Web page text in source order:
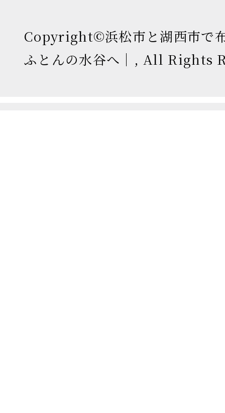
Copyright©浜松市と湖西市で
ふとんの水谷へ｜, All Rights